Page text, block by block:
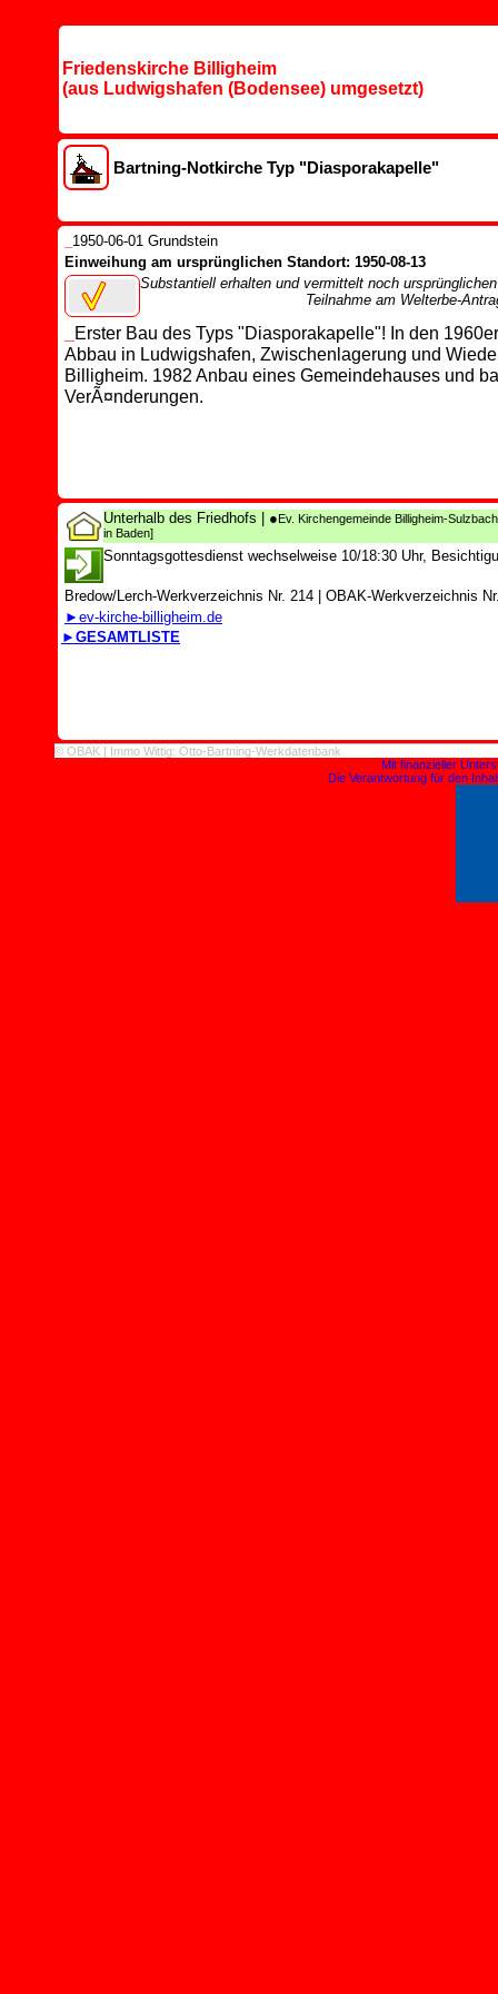
Friedenskirche Billigheim
(aus Ludwigshafen (Bodensee) umgesetzt)
Bartning-Notkirche Typ "Diasporakapelle"
1950-06-01 Grundstein
Einweihung am ursprünglichen Standort: 1950-08-13
Substantiell erhalten und vermittelt noch
Teilnahme am Welterbe-
Erster Bau des Typs "Diasporakapelle"! In den
Abbau in Ludwigshafen, Zwischenlagerung und
Billigheim. 1982 Anbau eines Gemeindehauses und
VerÃ¤nderungen.
Unterhalb des Friedhofs | ●Ev. Kirchengemeinde Billigheim-Sulzbach
in Baden]
Sonntagsgottesdienst wechselweise 10/18:30 Uhr,
Bredow/Lerch-Werkverzeichnis Nr. 214
OBAK-Werkverzeichnis
►ev-kirche-billigheim.de
►GESAMTLISTE
© OBAK | Immo Wittig: Otto-Bartning-Werkdatenbank
Mit finanzieller
Die Verantwortung für den